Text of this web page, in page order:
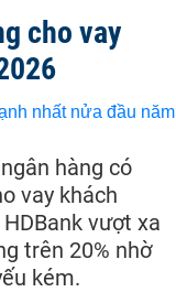
cho vay
hàng có
vay khách
vượt xa
trên 20% nhờ
kém.